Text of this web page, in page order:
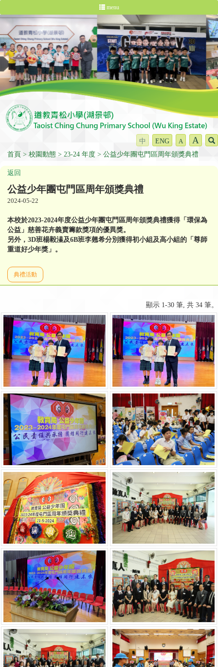
menu
中 ENG A A
首頁 校園動態 23-24 年度 公益少年團屯門區周年頒獎典禮
返回
公益少年團屯門區周年頒獎典禮
2024-05-22
本校於2023-2024年度公益少年團屯門區周年頒獎典禮獲得「環保為
公益」慈善花卉義賣籌款獎項的優異獎。
另外，3D班楊毅溱及6B班李翹希分別獲得初小組及高小組的「尊師
重道好少年獎」。
典禮活動
顯示 1-30 筆, 共 34 筆。